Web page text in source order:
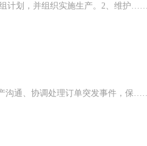
计划，并组织实施生产。2、维护……
沟通、协调处理订单突发事件，保……